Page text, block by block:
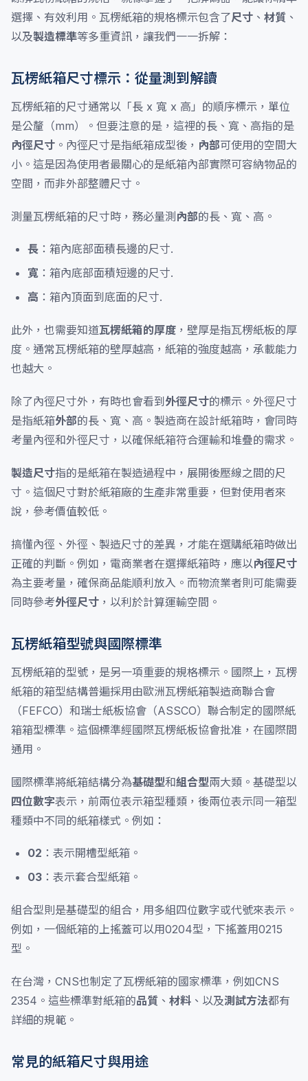
選擇、有效利用。瓦楞紙箱的規格標示包含了尺寸 、 材質 、
以及製造標準等多重資訊，讓我們一一拆解：
瓦楞紙箱尺寸標示：從量測到解讀
瓦楞紙箱的尺寸通常以「長 x 寬 x 高」的順序標示，單位
是公釐（mm）。但要注意的是，這裡的長、寬、高指的是
內徑尺寸 。內徑尺寸是指紙箱成型後， 內部可使用的空間大
小。這是因為使用者最關心的是紙箱內部實際可容納物品的
空間，而非外部整體尺寸。
測量瓦楞紙箱的尺寸時，務必量測 內部的長、寬、高。
長 ：箱內底部面積長邊的尺寸.
寬 ：箱內底部面積短邊的尺寸.
高 ：箱內頂面到底面的尺寸.
此外，也需要知道瓦楞紙箱的厚度 ，壁厚是指瓦楞紙板的厚
度。通常瓦楞紙箱的壁厚越高，紙箱的強度越高，承載能力
也越大。
除了內徑尺寸外，有時也會看到 外徑尺寸的標示。外徑尺寸
是指紙箱外部的長、寬、高。製造商在設計紙箱時，會同時
考量內徑和外徑尺寸，以確保紙箱符合運輸和堆疊的需求。
製造尺寸指的是紙箱在製造過程中，展開後壓線之間的尺
寸。這個尺寸對於紙箱廠的生產非常重要，但對使用者來
說，參考價值較低。
搞懂內徑、外徑、製造尺寸的差異，才能在選購紙箱時做出
正確的判斷。例如，電商業者在選擇紙箱時，應以內徑尺寸
為主要考量，確保商品能順利放入。而物流業者則可能需要
同時參考外徑尺寸 ，以利於計算運輸空間。
瓦楞紙箱型號與國際標準
瓦楞紙箱的型號，是另一項重要的規格標示。國際上，瓦楞
紙箱的箱型結構普遍採用由歐洲瓦楞紙箱製造商聯合會
（FEFCO）和瑞士紙板協會（ASSCO）聯合制定的國際紙
箱箱型標準。這個標準經國際瓦楞紙板協會批准，在國際間
通用。
國際標準將紙箱結構分為基礎型和組合型兩大類。基礎型以
四位數字表示，前兩位表示箱型種類，後兩位表示同一箱型
種類中不同的紙箱樣式。例如：
02 ：表示開槽型紙箱。
03 ：表示套合型紙箱。
組合型則是基礎型的組合，用多組四位數字或代號來表示。
例如，一個紙箱的上搖蓋可以用0204型，下搖蓋用0215
型。
在台灣，CNS也制定了瓦楞紙箱的國家標準，例如CNS
2354。這些標準對紙箱的品質 、 材料 、以及測試方法都有
詳細的規範。
常見的紙箱尺寸與用途